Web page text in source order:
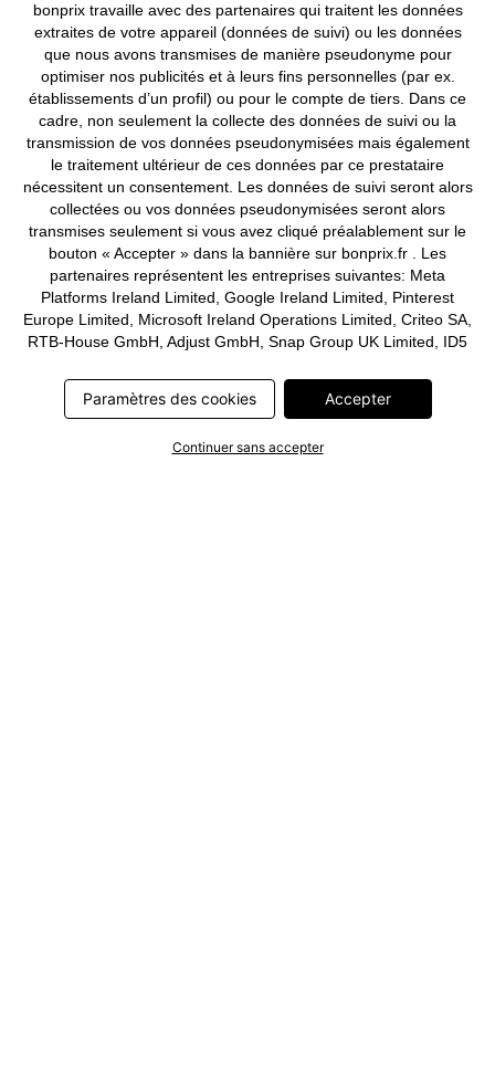
Deutsch Français
bonprix travaille avec des partenaires qui traitent les données
extraites de votre appareil (données de suivi) ou les données
que nous avons transmises de manière pseudonyme pour
optimiser nos publicités et à leurs fins personnelles (par ex.
établissements d’un profil) ou pour le compte de tiers. Dans ce
cadre, non seulement la collecte des données de suivi ou la
transmission de vos données pseudonymisées mais également
le traitement ultérieur de ces données par ce prestataire
nécessitent un consentement. Les données de suivi seront alors
collectées ou vos données pseudonymisées seront alors
transmises seulement si vous avez cliqué préalablement sur le
bouton « Accepter » dans la bannière sur bonprix.fr . Les
partenaires représentent les entreprises suivantes: Meta
Platforms Ireland Limited, Google Ireland Limited, Pinterest
Europe Limited, Microsoft Ireland Operations Limited, Criteo SA,
RTB-House GmbH, Adjust GmbH, Snap Group UK Limited, ID5
Vous trouverez plus d’informations sur le traitement des données
par ces partenaires dans lapolitique de confidentialité
bannière.
Paramètres des cookies Accepter
Continuer sans accepter